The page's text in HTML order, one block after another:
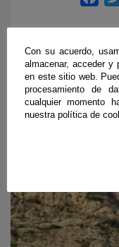
Con su acuerdo,
almacenar, acceder y
en este sitio web.
procesamiento de
cualquier momento
nuestra política de